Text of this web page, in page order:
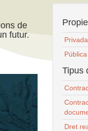
de
futur.
Privada
Pública
Tipus
Dret